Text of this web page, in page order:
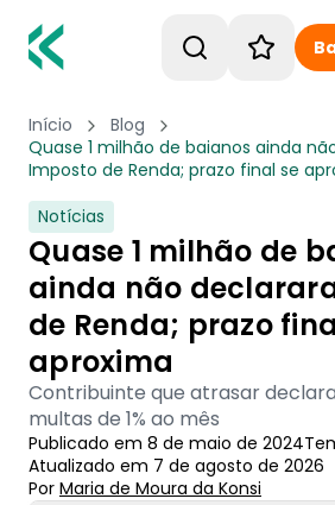
Início
Blog
Quase 1 milhão de baianos ainda
Imposto de Renda; prazo final se
Notícias
Quase 1 milhão de
ainda não
de Renda; prazo
aproxima
Contribuinte que atrasar
multas de 1% ao mês
Publicado em 8 de maio de 2024
Atualizado em 7 de agosto de 2026
Por Maria de Moura da Konsi